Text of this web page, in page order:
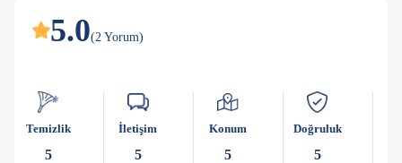
manzarasına açılan geniş pencereleri sayesinde, ferah bir
atmosfer sağlar. Doğayla iç içe bir tatil deneyimi arayanlar için
uygundur.
Tek gece konaklamalarda havuz ısıtması açılmamaktadır.
En az 2 gece konaklamada açılmaktadır.
5.0(2 Yorum)
Temizlik
5
İletişim
5
Konum
5
Doğruluk
5